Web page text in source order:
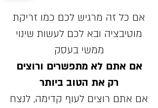
אם כל זה מרגיש לכם כמו זריקת
מוטיבציה ובא לכם לעשות שינוי
ממשי בעסק
אם אתם לא מתפשרים ורוצים
רק את הטוב ביותר
אם אתם רוצים לעוף קדימה, לנצח